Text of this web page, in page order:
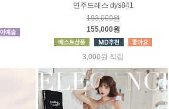
연주드레스 dys841
193,000원
155,000원
3,000원 적립